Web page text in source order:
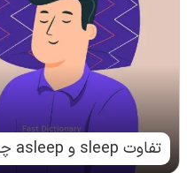
تفاوت sleep و asleep چیست؟